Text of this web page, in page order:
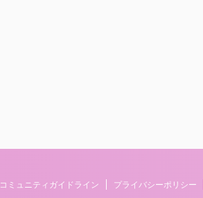
コミュニティガイドライン プライバシーポリシー